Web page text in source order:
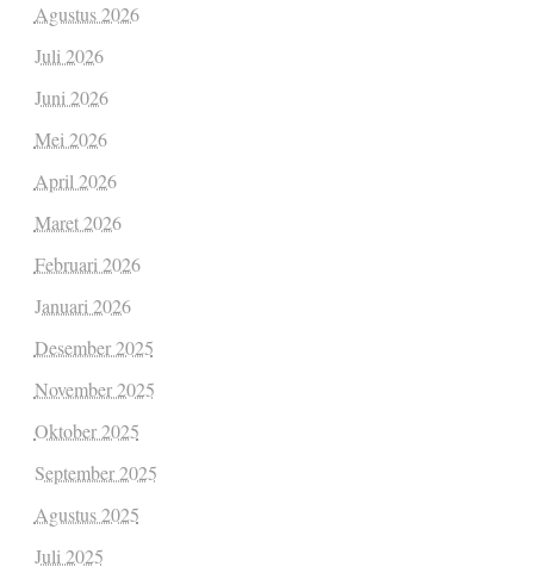
Agustus 2026
Juli 2026
Juni 2026
Mei 2026
April 2026
Maret 2026
Februari 2026
Januari 2026
Desember 2025
November 2025
Oktober 2025
September 2025
Agustus 2025
Juli 2025